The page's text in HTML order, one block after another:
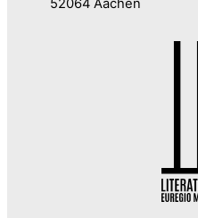
52064 Aachen